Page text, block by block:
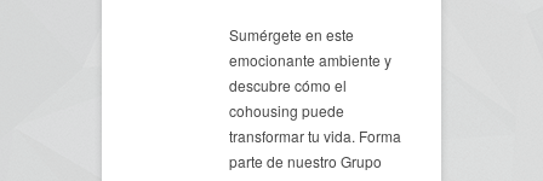
Sumérgete en este
emocionante ambiente y
descubre cómo el
cohousing puede
transformar tu vida. Forma
parte de nuestro Grupo